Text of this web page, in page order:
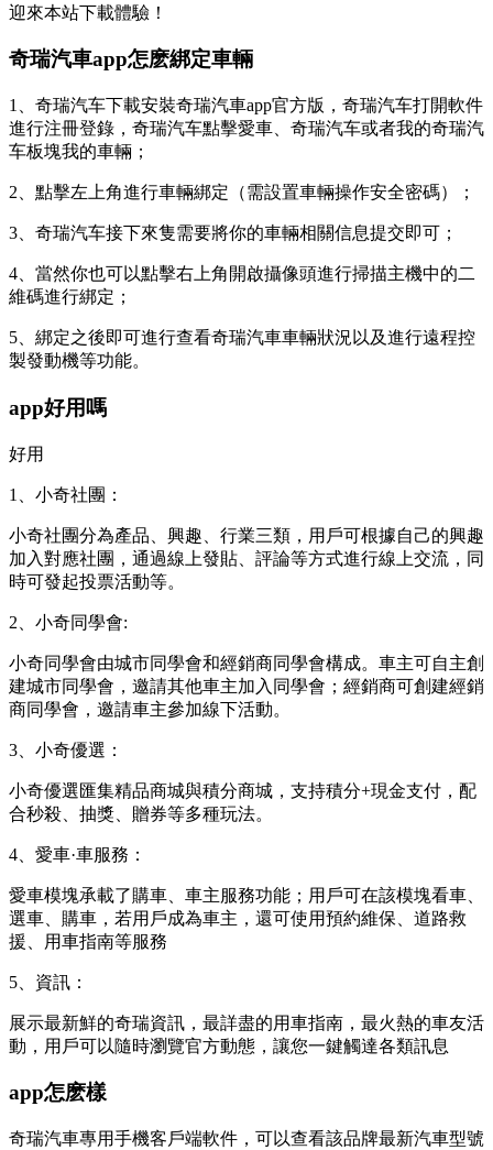
迎來本站下載體驗！
奇瑞汽車app怎麽綁定車輛
1、奇瑞汽车下載安裝奇瑞汽車app官方版，奇瑞汽车打開軟件
進行注冊登錄，奇瑞汽车點擊愛車、奇瑞汽车或者我的奇瑞汽
车板塊我的車輛；
2、點擊左上角進行車輛綁定（需設置車輛操作安全密碼）；
3、奇瑞汽车接下來隻需要將你的車輛相關信息提交即可；
4、當然你也可以點擊右上角開啟攝像頭進行掃描主機中的二
維碼進行綁定；
5、綁定之後即可進行查看奇瑞汽車車輛狀況以及進行遠程控
製發動機等功能。
app好用嗎
好用
1、小奇社團：
小奇社團分為產品、興趣、行業三類，用戶可根據自己的興趣
加入對應社團，通過線上發貼、評論等方式進行線上交流，同
時可發起投票活動等。
2、小奇同學會:
小奇同學會由城市同學會和經銷商同學會構成。車主可自主創
建城市同學會，邀請其他車主加入同學會；經銷商可創建經銷
商同學會，邀請車主參加線下活動。
3、小奇優選：
小奇優選匯集精品商城與積分商城，支持積分+現金支付，配
合秒殺、抽獎、贈券等多種玩法。
4、愛車·車服務：
愛車模塊承載了購車、車主服務功能；用戶可在該模塊看車、
選車、購車，若用戶成為車主，還可使用預約維保、道路救
援、用車指南等服務
5、資訊：
展示最新鮮的奇瑞資訊，最詳盡的用車指南，最火熱的車友活
動，用戶可以隨時瀏覽官方動態，讓您一鍵觸達各類訊息
app怎麽樣
奇瑞汽車專用手機客戶端軟件，可以查看該品牌最新汽車型號